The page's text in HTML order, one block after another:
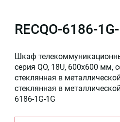
RECQO-6186-
Шкаф
серия QO, 18U, 600x600 мм,
стеклянная в
стеклянная в
6186-1G-1G